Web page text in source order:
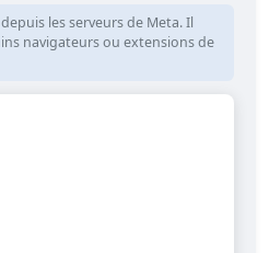
les serveurs de Meta. Il
navigateurs ou extensions de